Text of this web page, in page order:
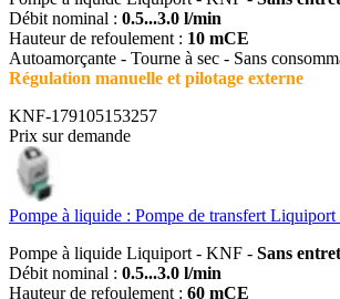
Débit nominal : 0.5...3.0 l/min
Hauteur de refoulement : 10 mCE
Autoamorçante - Tourne à sec - Sans
Régulation manuelle et pilotage externe
KNF-179105153257
Prix sur demande
Pompe à liquide : Pompe de transfert
Pompe à liquide Liquiport - KNF - Sans
Débit nominal : 0.5...3.0 l/min
Hauteur de refoulement : 60 mCE